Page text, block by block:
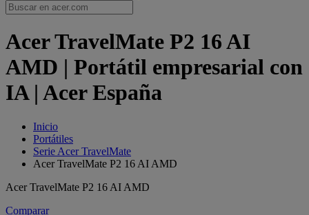
Acer TravelMate P2 16 AI
AMD | Portátil empresarial con
IA | Acer España
Inicio
Portátiles
Serie Acer TravelMate
Acer TravelMate P2 16 AI AMD
Acer TravelMate P2 16 AI AMD
Comparar